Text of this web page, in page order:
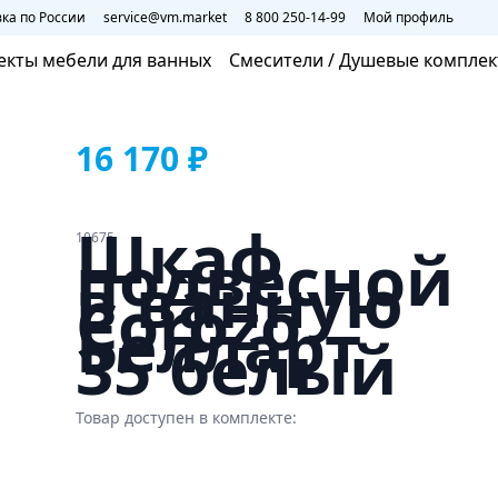
по России service@vm.market 8 800 250-14-99 Мой профиль
мебели для ванных Смесители / Душевые
16 170 ₽
10675
Шкаф
подвесной
в ванную
Corozo
Белларт
35 белый
Товар доступен в комплекте: